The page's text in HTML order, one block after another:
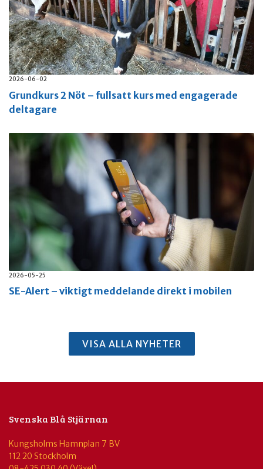
2026-06-02
Grundkurs 2 Nöt – fullsatt kurs med engagerade
deltagare
2026-05-25
SE-Alert – viktigt meddelande direkt i mobilen
VISA ALLA NYHETER
Svenska Blå Stjärnan
Kungsholms Hamnplan 7 BV
112 20 Stockholm